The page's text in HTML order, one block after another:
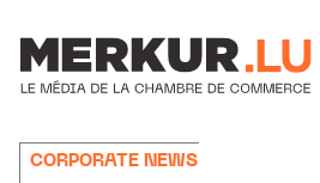
CORPORATE NEWS